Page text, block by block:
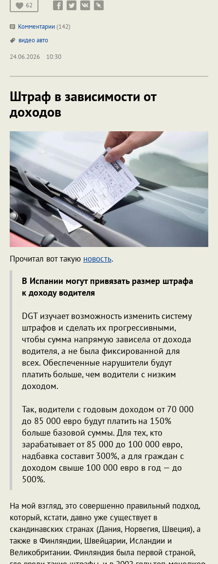
62
Комментарии (142)
видеоавто
24.06.2026
10:30
Штраф в зависимости от
доходов
Прочитал вот такую новость.
В Испании могут привязать размер штрафа
к доходу водителя
DGT изучает возможность изменить систему
штрафов и сделать их прогрессивными,
чтобы сумма напрямую зависела от дохода
водителя, а не была фиксированной для
всех. Обеспеченные нарушители будут
платить больше, чем водители с низким
доходом.
Так, водители с годовым доходом от 70 000
до 85 000 евро будут платить на 150%
больше базовой суммы. Для тех, кто
зарабатывает от 85 000 до 100 000 евро,
надбавка составит 300%, а для граждан с
доходом свыше 100 000 евро в год — до
500%.
На мой взгляд, это совершенно правильный подход,
который, кстати, давно уже существует в
скандинавских странах (Дания, Норвегия, Швеция), а
также в Финляндии, Швейцарии, Исландии и
Великобритании. Финляндия была первой страной,